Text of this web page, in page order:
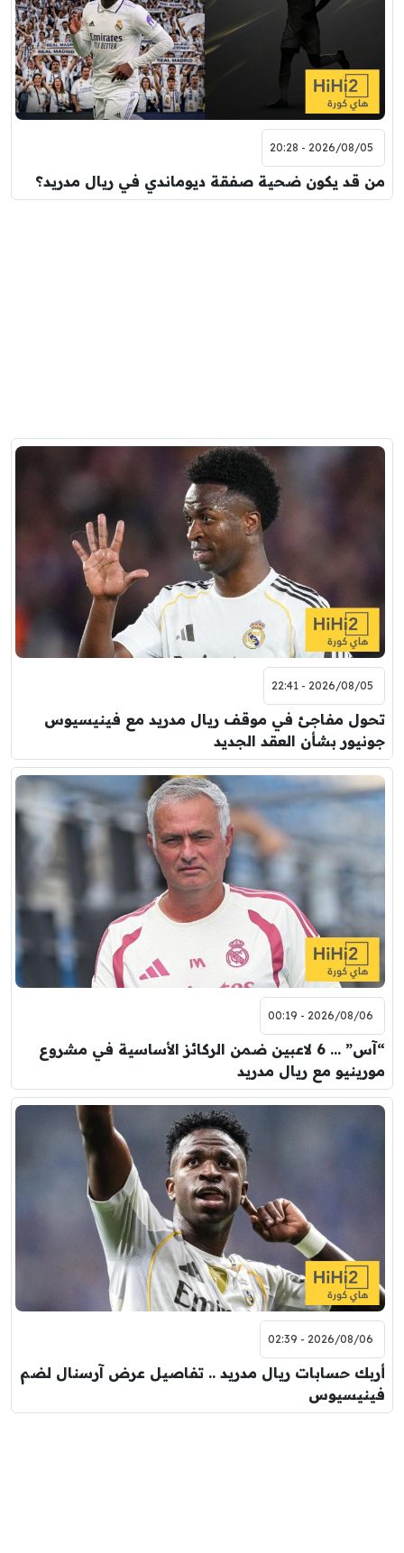
2026/08/05 - 20:28
من قد يكون ضحية صفقة ديوماندي في ريال مدريد؟
2026/08/05 - 22:41
تحول مفاجئ في موقف ريال مدريد مع فينيسيوس
جونيور بشأن العقد الجديد
2026/08/06 - 00:19
“آس” … 6 لاعبين ضمن الركائز الأساسية في مشروع
مورينيو مع ريال مدريد
2026/08/06 - 02:39
أربك حسابات ريال مدريد .. تفاصيل عرض آرسنال لضم
فينيسيوس